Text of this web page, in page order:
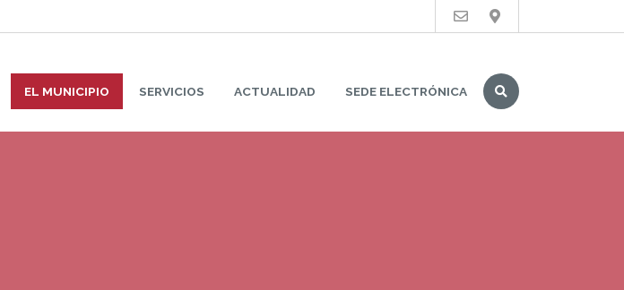
EL MUNICIPIO SERVICIOS ACTUALIDAD SEDE ELECTRÓNICA
Buscar